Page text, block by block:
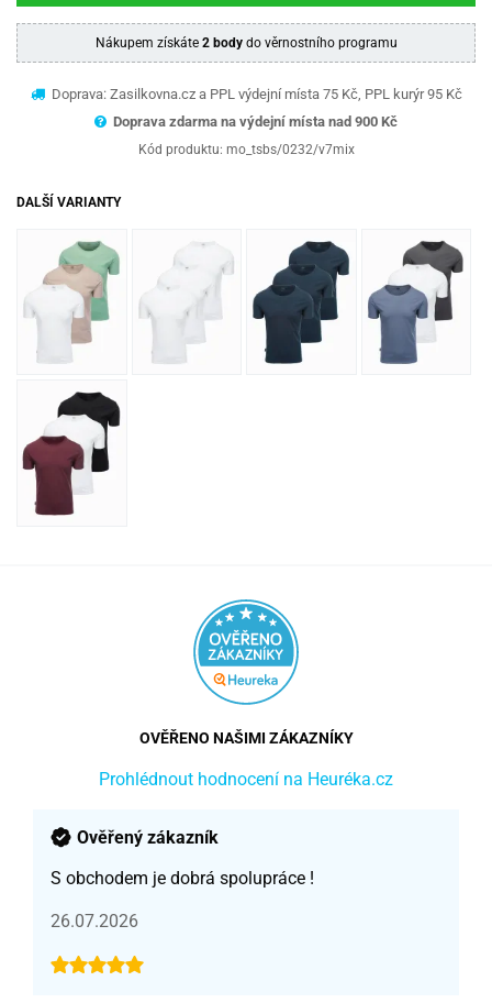
Nákupem získáte 2 bodydo věrnostního programu
Doprava: Zasilkovna.cz a PPL výdejní místa 75 Kč, PPL kurýr 95 Kč
Doprava zdarma na výdejní místa nad 900 Kč
Kód produktu: mo_tsbs/0232/v7mix
DALŠÍ VARIANTY
OVĚŘENO NAŠIMI ZÁKAZNÍKY
Prohlédnout hodnocení na Heuréka.cz
Ověřený zákazník
S obchodem je dobrá spolupráce !
26.07.2026